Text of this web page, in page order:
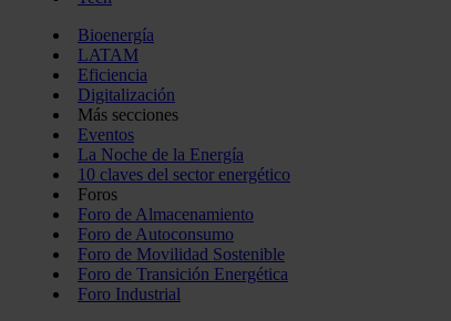
Bioenergía
LATAM
Eficiencia
Digitalización
Más secciones
Eventos
La Noche de la Energía
10 claves del sector energético
Foros
Foro de Almacenamiento
Foro de Autoconsumo
Foro de Movilidad Sostenible
Foro de Transición Energética
Foro Industrial